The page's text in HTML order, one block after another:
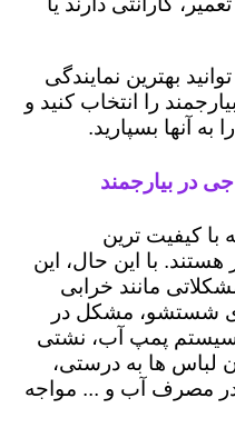
بهترین نمایندگی
را انتخاب کنید و
آنها بسپارید.
در بیارجمند
کیفیت ترین
با این حال، این
مانند خرابی
شستشو، مشکل در
سیستم پمپ آب، نشتی
لباس ها به درستی،
مصرف آب و ... مواجه